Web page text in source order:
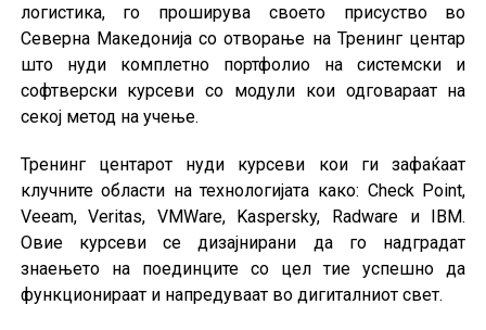
логистика, го проширува своето присуство во
Северна Македонија со отворање на Тренинг центар
што нуди комплетно портфолио на системски и
софтверски курсеви со модули кои одговараат на
секој метод на учење.
Тренинг центарот нуди курсеви кои ги зафаќаат
клучните области на технологијата како: Check Point,
Veeam, Veritas, VMWare, Kaspersky, Radware и IBM.
Овие курсеви се дизајнирани да го надградат
знаењето на поединците со цел тие успешно да
функционираат и напредуваат во дигиталниот свет.